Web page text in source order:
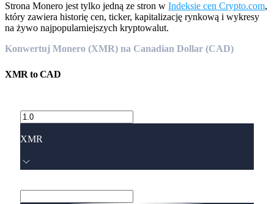
Strona Monero jest tylko jedną ze stron w Indeksie cen Crypto.com,
który zawiera historię cen, ticker, kapitalizację rynkową i wykresy
na żywo najpopularniejszych kryptowalut.
Konwertuj Monero (XMR) na Canadian Dollar (CAD)
XMR toCAD
XMR